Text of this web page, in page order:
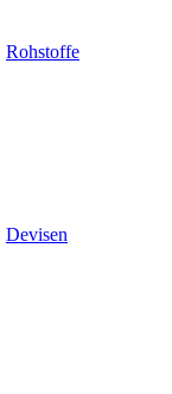
Rohstoffe
Devisen